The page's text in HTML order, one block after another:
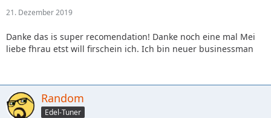
21. Dezember 2019
Danke das is super recomendation! Danke noch eine mal Mei
liebe fhrau etst will firschein ich. Ich bin neuer businessman
Random
Edel-Tuner